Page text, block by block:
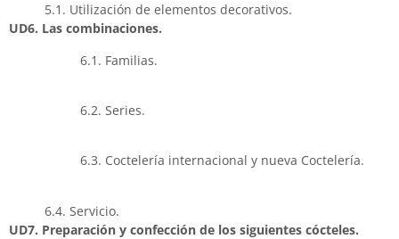
5.1. Utilización de elementos decorativos.
UD6. Las combinaciones.
6.1. Familias.
6.2. Series.
6.3. Coctelería internacional y nueva Coctelería.
6.4. Servicio.
UD7. Preparación y confección de los siguientes cócteles.